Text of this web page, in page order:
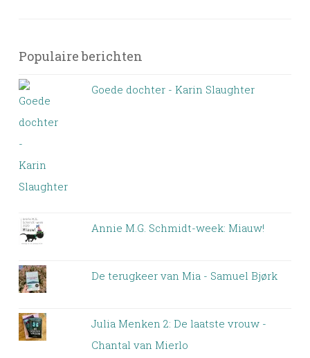
Populaire berichten
Goede dochter - Karin Slaughter
Annie M.G. Schmidt-week: Miauw!
De terugkeer van Mia - Samuel Bjørk
Julia Menken 2: De laatste vrouw -
Chantal van Mierlo